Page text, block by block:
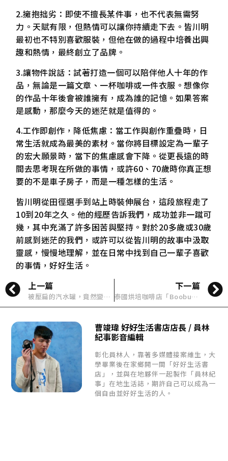
2.擁抱拙劣：即使不擅長某件事，也不代表無需努
力。天賦有限，但熱情可以讓你持續走下去。皆川明
最初也不特別喜歡服裝，但他在做的過程中培養出興
趣和熱情，最終創立了品牌。
3.讓物件說話：試著打造一個可以陪伴他人十年的作
品，無論是一篇文章、一杯咖啡或一件衣服。想像你
的作品十年後會被誰擁有，成為誰的記憶。如果答案
是感動，那麼今天的迷茫就是值得的。
4.工作即創作，降低焦慮：當工作與創作重疊時，日
常生活就成為最美的素材。當你將目標設定為一輩子
的宏大願景時，當下的焦慮感會下降。從更長遠的時
間去思考現在所做的事情，或許60、70歲時你真正想
要的不是車子房子，而是一種怎樣的生活。
皆川明從田徑選手到站上時裝伸展台，這段旅程走了
10到20年之久。他的經歷告訴我們，成功並非一蹴可
幾，其中充滿了許多困苦與堅持。對於20多歲或30歲
前感到迷茫的我們，或許可以從皆川明的故事中汲取
靈感，慢慢地理解，並在日常中找到自己一輩子喜歡
的事情，好好生活。
上一篇
被壓扁的汽水罐，竟然變成你最實用的手機支架
下一篇
泰國烘培咖啡店「Boobun Pocket」結合傳統高腳屋特色，使用回收木材打造
曹竣瑋 好好生活書店店長 / 員林
紀事影音編輯
彰化員林人，靠著多媒體接案維生，大
學畢業後在家鄉開一間「好好生活書
店」，並與在地夥伴一起製作「員林紀
事」在地生活誌，期許自己可以成為一
個自由並好好生活的人。